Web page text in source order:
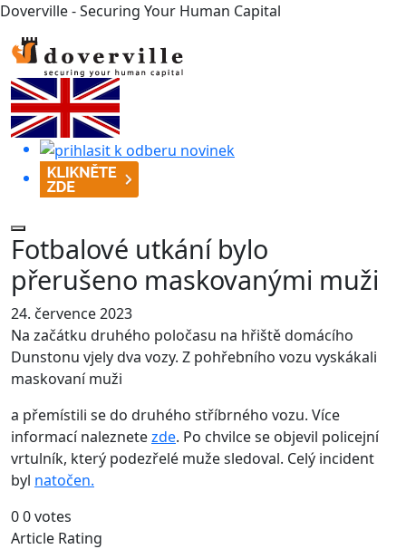
Doverville - Securing Your Human Capital
Fotbalové utkání bylo
přerušeno maskovanými muži
24. července 2023
Na začátku druhého poločasu na hřiště domácího
Dunstonu vjely dva vozy. Z pohřebního vozu vyskákali
maskovaní muži
a přemístili se do druhého stříbrného vozu. Více
informací naleznetezde. Po chvilce se objevil policejní
vrtulník, který podezřelé muže sledoval. Celý incident
byl natočen.
00votes
Article Rating